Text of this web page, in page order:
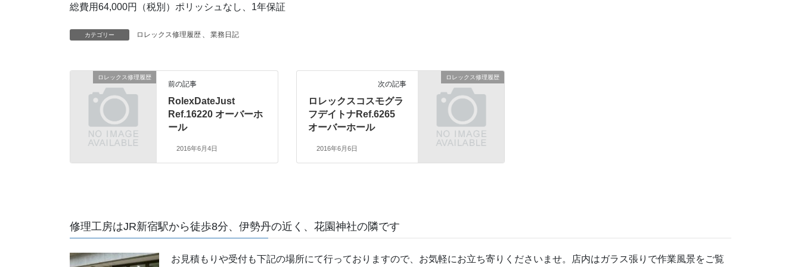
総費用64,000円（税別）ポリッシュなし、1年保証
カテゴリー ロレックス修理履歴 、 業務日記
ロレックス修理履歴
前の記事
RolexDateJust
Ref.16220 オーバーホ
ール
2016年6月4日
ロレックス修理履歴
次の記事
ロレックスコスモグラ
フデイトナRef.6265
オーバーホール
2016年6月6日
修理工房はJR新宿駅から徒歩8分、伊勢丹の近く、花園神社の隣です
お見積もりや受付も下記の場所にて行っておりますので、お気軽にお立ち寄りくださいませ。店内はガラス張りで作業風景をご覧